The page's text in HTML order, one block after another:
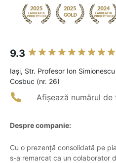
9.3
Iaşi, Str. Profesor Ion
Cosbuc (nr. 26)
Afișează numărul de
Despre companie:
Cu o prezență consolidată pe
s-a remarcat ca un colaborator